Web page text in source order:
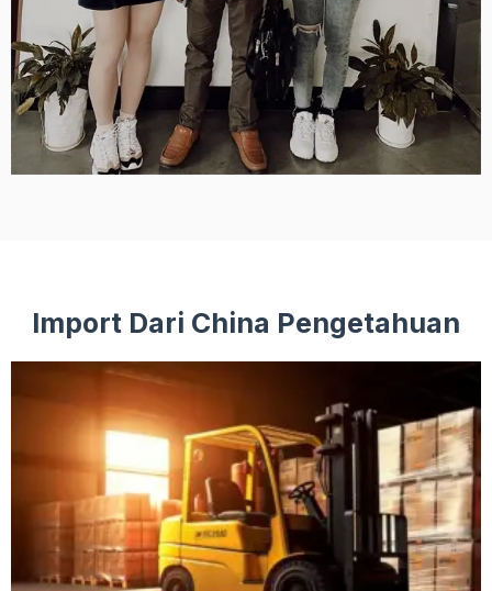
Import Dari China Pengetahuan